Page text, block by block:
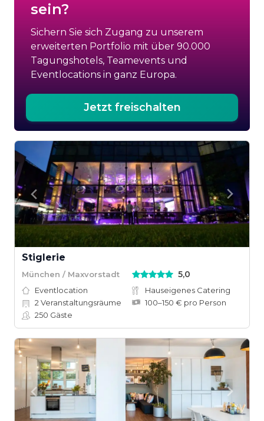
sein?
Sichern Sie sich Zugang zu unserem
erweiterten Portfolio mit über 90.000
Tagungshotels, Teamevents und
Eventlocations in ganz Europa.
Jetzt freischalten
Stiglerie
München / Maxvorstadt 5,0
Eventlocation
Hauseigenes Catering
2 Veranstaltungsräume
100–150 € pro Person
250 Gäste